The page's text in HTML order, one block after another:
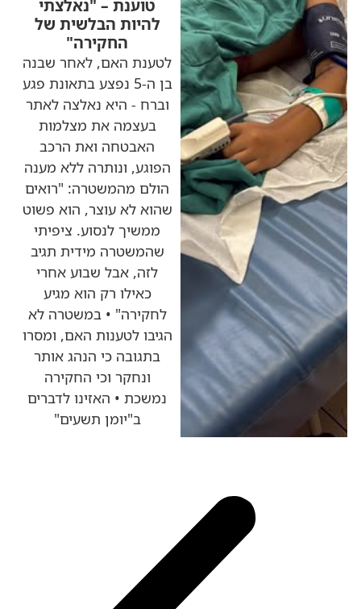
טוענת – "נאלצתי
להיות הבלשית של
החקירה"
לטענת האם, לאחר שבנה
בן ה-5 נפצע בתאונת פגע
וברח - היא נאלצה לאתר
בעצמה את מצלמות
האבטחה ואת הרכב
הפוגע, ונותרה ללא מענה
הולם מהמשטרה: "רואים
שהוא לא עוצר, הוא פשוט
ממשיך לנסוע. ציפיתי
שהמשטרה מידית תגיב
לזה, אבל שבוע אחרי
כאילו רק הוא מגיע
לחקירה" • במשטרה לא
הגיבו לטענות האם, ומסרו
בתגובה כי הנהג אותר
ונחקר וכי החקירה
נמשכת • האזינו לדברים
ב"יומן תשעים"